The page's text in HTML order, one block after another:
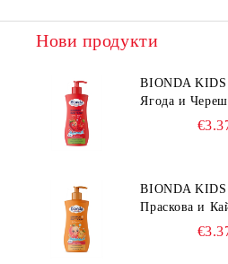
Нови продукти
BIONDA
Ягода и
BIONDA
Праскова и